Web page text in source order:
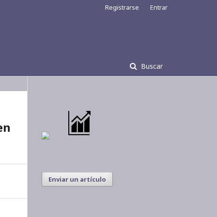
Buscar
Registrarse Entrar
Enviar un artículo